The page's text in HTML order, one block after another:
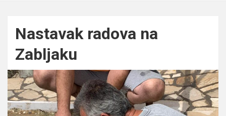
Nastavak radova na
Zabljaku